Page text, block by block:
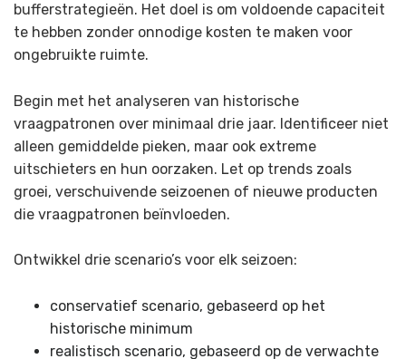
bufferstrategieën. Het doel is om voldoende capaciteit
te hebben zonder onnodige kosten te maken voor
ongebruikte ruimte.
Begin met het analyseren van historische
vraagpatronen over minimaal drie jaar. Identificeer niet
alleen gemiddelde pieken, maar ook extreme
uitschieters en hun oorzaken. Let op trends zoals
groei, verschuivende seizoenen of nieuwe producten
die vraagpatronen beïnvloeden.
Ontwikkel drie scenario’s voor elk seizoen:
conservatief scenario, gebaseerd op het
historische minimum
realistisch scenario, gebaseerd op de verwachte